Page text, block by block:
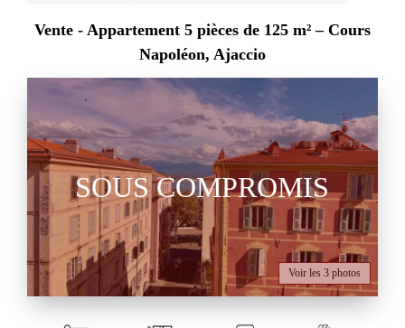
Vente - Appartement 5 pièces de 125 m² – Cours
Napoléon, Ajaccio
SOUS COMPROMIS
Voir les 3 photos